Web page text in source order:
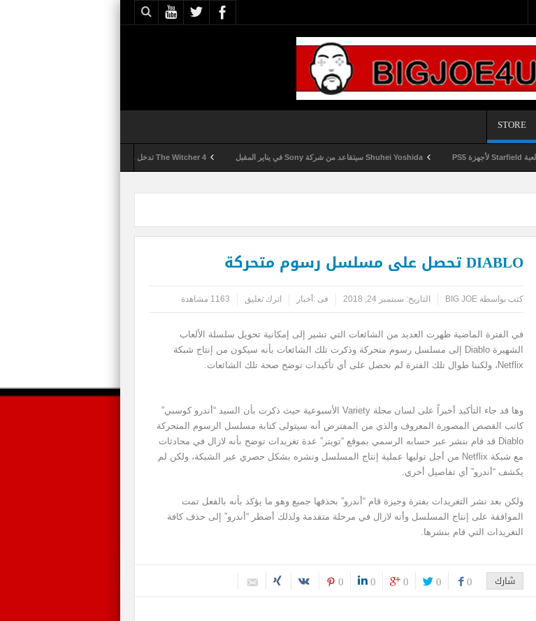
STORE
Shuhei Yoshida سيتقاعد من شركة Sony في يناير المقبل The Witcher 4 تدخل مرحلة الإنتاج الكامل
DIABLO تحصل على مسلسل رسوم متحركة
كتب بواسطة BIG JOE التاريخ: سبتمبر 24, 2018 فى : أخبار اترك تعليق 1163 مشاهدة
في الفترة الماضية ظهرت العديد من الشائعات التي تشير إلى إمكانية تحويل سلسلة الألعاب
الشهيرة Diablo إلى مسلسل رسوم متحركة وذكرت تلك الشائعات بأنه سيكون من إنتاج شبكة
Netflix، ولكننا طوال تلك الفترة لم نحصل على أي تأكيدات توضح صحة تلك الشائعات.
وها قد جاء التأكيد أخيراً على لسان مجلة Variety الأسبوعية حيث ذكرت بأن السيد “أندرو كوسبي”
كاتب القصص المصورة المعروف والذي من المفترض أنه سيتولى كتابة مسلسل الرسوم المتحركة
Diablo قد قام بنشر عبر حسابه الرسمي بموقع “تويتر” عدة تغريدات توضح بأنه لازال في محادثات
مع شبكة Netflix من أجل توليها عملية إنتاج المسلسل ونشره بشكل حصري عبر الشبكة، ولكن لم
يكشف “أندرو” أي تفاصيل أخري.
ولكن بعد نشر التغريدات بفترة وجيزة قام “أندرو” بحذفها جميع وهو ما يؤكد بأنه بالفعل تمت
الموافقة على إنتاج المسلسل وأنه لازال في مرحلة متقدمة ولذلك أضطر “أندرو” إلى حذف كافة
التغريدات التي قام بنشرها.
شارك 0
0
0
0
0